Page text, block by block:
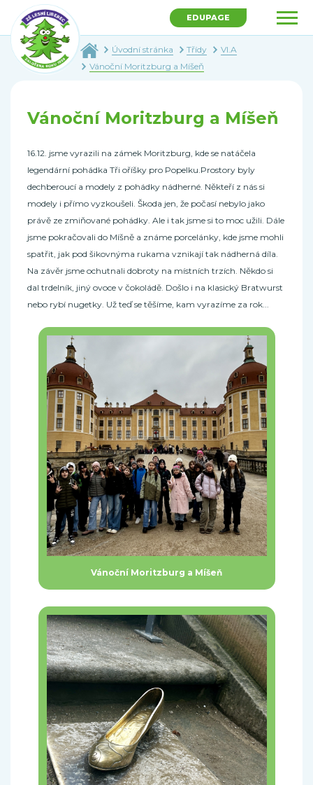
EDUPAGE
Úvodní stránka Třídy
VI.A
Vánoční Moritzburg a Míšeň
Vánoční Moritzburg a Míšeň
16.12. jsme vyrazili na zámek Moritzburg, kde se natáčela
legendární pohádka Tři oříšky pro Popelku.Prostory byly
dechberoucí a modely z pohádky nádherné. Někteří z nás si
modely i přímo vyzkoušeli. Škoda jen, že počasí nebylo jako
právě ze zmiňované pohádky. Ale i tak jsme si to moc užili. Dále
jsme pokračovali do Míšně a známe porcelánky, kde jsme mohli
spatřit, jak pod šikovnýma rukama vznikají tak nádherná díla.
Na závěr jsme ochutnali dobroty na místních trzích. Někdo si
dal trdelník, jiný ovoce v čokoládě. Došlo i na klasický Bratwurst
nebo rybí nugetky. Už teď se těšíme, kam vyrazíme za rok...
Vánoční Moritzburg a Míšeň